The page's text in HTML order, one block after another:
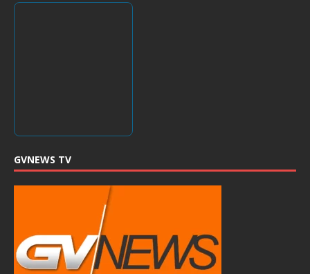
GVNEWS TV